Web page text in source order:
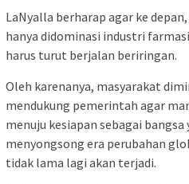
LaNyalla berharap agar ke
hanya didominasi industri
harus turut berjalan beriringan.
Oleh karenanya, masyarakat
mendukung pemerintah agar
menuju kesiapan sebagai
menyongsong era perubahan
tidak lama lagi akan terjadi.